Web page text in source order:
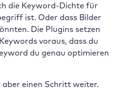
die Keyword-Dichte für
ist. Oder dass Bilder
Die Plugins setzen
voraus, dass du
du genau optimieren
aber einen Schritt weiter.